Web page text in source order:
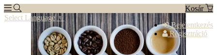
Kosár
Bejelentkezés
Regisztráció
Select Language ▼